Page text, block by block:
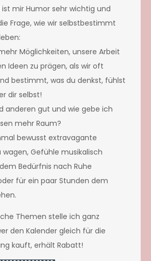
mir Humor sehr wichtig und
Frage, wie wir selbstbestimmt
Möglichkeiten, unsere Arbeit
Ideen zu prägen, als wir oft
bestimmt, was du denkst, fühlst
dir selbst!
anderen gut und wie gebe ich
mehr Raum?
bewusst extravagante
wagen, Gefühle musikalisch
Bedürfnis nach Ruhe
für ein paar Stunden dem
Themen stelle ich ganz
den Kalender gleich für die
kauft, erhält Rabatt!